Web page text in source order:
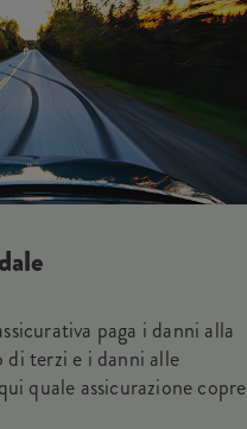
paga i danni alla
terzi e i danni alle
quale assicurazione copre